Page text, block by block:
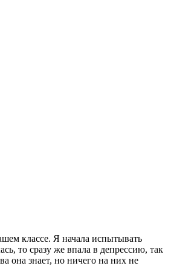
классе. Я начала испытывать
то сразу же впала в депрессию, так
она знает, но ничего на них не